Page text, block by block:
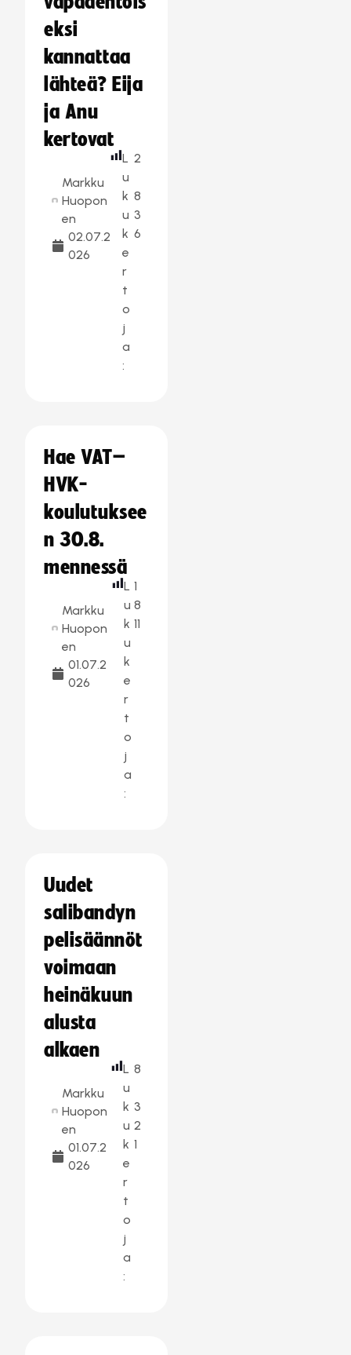
eksi
kannattaa
lähteä? Eija
ja Anu
kertovat
Markku
Huopon
en
02.07.2
026
L
u
k
u
k
e
r
t
o
j
a
:
2
8
3
6
Hae VAT–
HVK-
koulutuksee
n 30.8.
mennessä
Markku
Huopon
en
01.07.2
026
L
u
k
u
k
e
r
t
o
j
a
:
1
8
11
Uudet
salibandyn
pelisäännöt
voimaan
heinäkuun
alusta
alkaen
Markku
Huopon
en
01.07.2
026
L
u
k
u
k
e
r
t
o
j
a
:
8
3
2
1